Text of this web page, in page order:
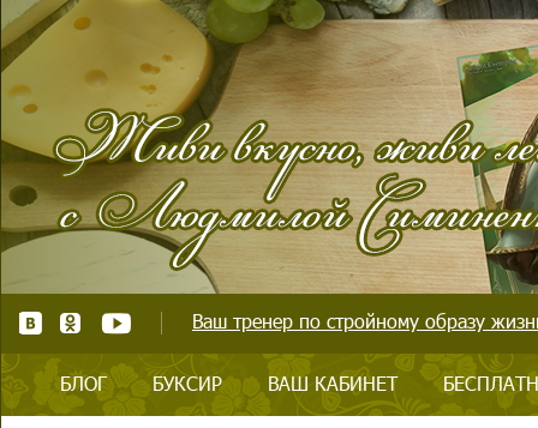
Ваш тренер по стройному образу
БЛОГ БУКСИР ВАШ КАБИНЕТ